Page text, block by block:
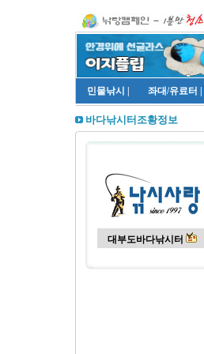
민물낚시 좌대/유료터
바다낚시터조황정보
대부도바다낚시터